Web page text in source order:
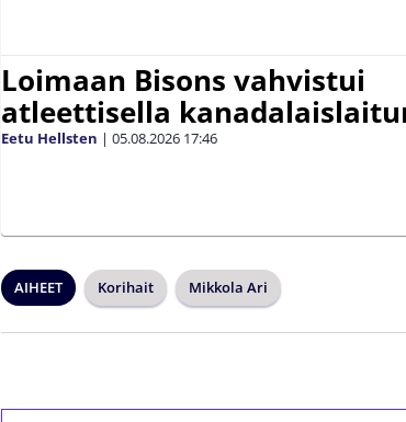
Loimaan Bisons vahvistui
atleettisella
Eetu Hellsten | 05.08.2026 17:46
AIHEET Korihait Mikkola Ari